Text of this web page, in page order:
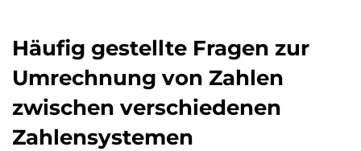
Häufig gestellte Fragen zur
Umrechnung von Zahlen
zwischen verschiedenen
Zahlensystemen